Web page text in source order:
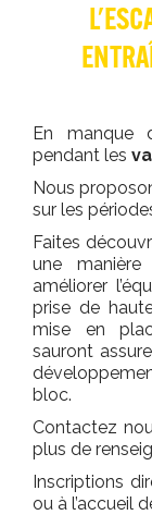
En manque
pendant les
Nous
sur les
Faites
une
améliorer
prise de
mise en
sauront
bloc.
Contactez
plus de
Inscriptions
ou à l’accueil